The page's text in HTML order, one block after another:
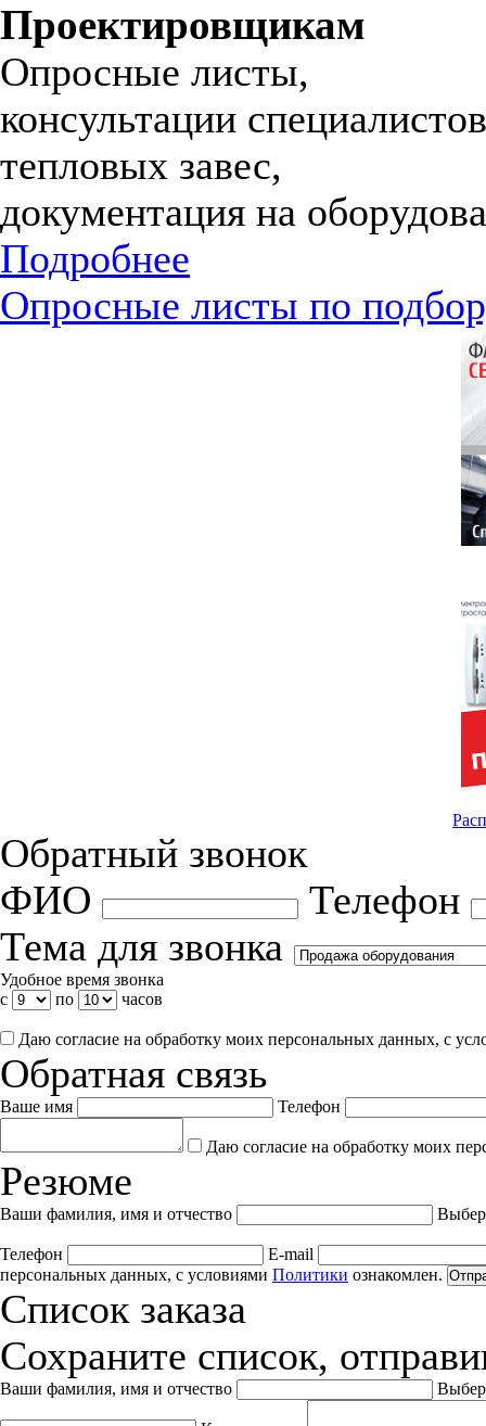
Проектировщикам
Опросные листы,
консультации
тепловых завес,
документация на
Подробнее
Опросные листы по
Обратный звонок
ФИО
Телефон
Тема для звонка
Удобное время звонка
с
по часов
Даю согласие на обработку моих персональных данных, с
Обратная связь
Ваше имя Телефон
Даю согласие на обработку моих
Резюме
Ваши фамилия, имя и отчество
Телефон
E-mail
персональных данных, с условиями Политики ознакомлен.
Список заказа
Сохраните список,
Ваши фамилия, имя и отчество